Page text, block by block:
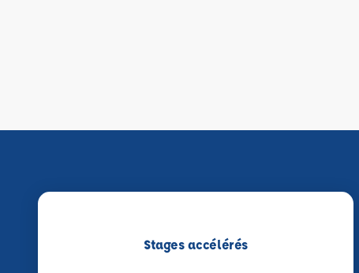
Stages accélérés